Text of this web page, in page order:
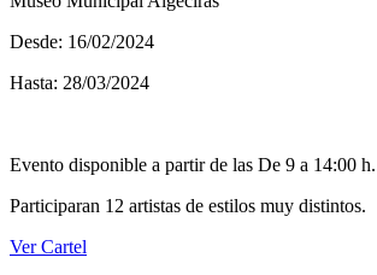
Desde: 16/02/2024
Hasta: 28/03/2024
Evento disponible a partir de las De 9 a 14:00 h.
Participaran 12 artistas de estilos muy distintos.
Ver Cartel